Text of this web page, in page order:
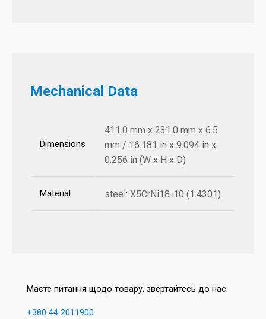
Mechanical Data
Dimensions
411.0 mm x 231.0 mm x 6.5
mm / 16.181 in x 9.094 in x
0.256 in (W x H x D)
Material steel: X5CrNi18-10 (1.4301)
Маєте питання щодо товару, звертайтесь до нас:
+380 44 2011900